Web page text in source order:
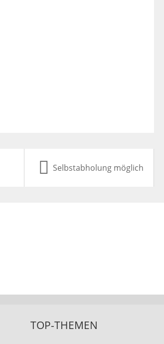
Selbstabholung möglich
TOP-THEMEN